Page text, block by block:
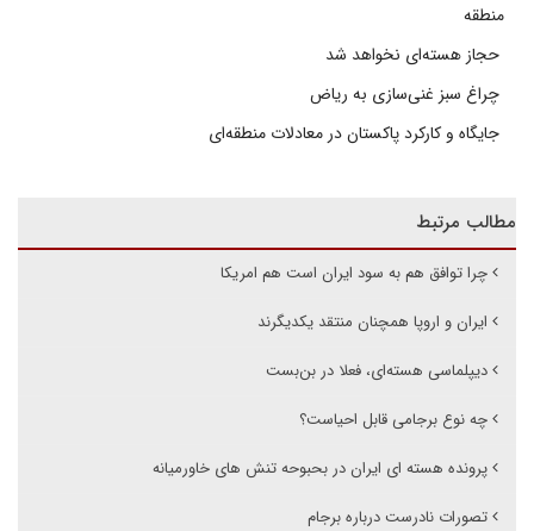
منطقه
حجاز هسته‌ای نخواهد شد
چراغ سبز غنی‌سازی به ریاض
جایگاه و کارکرد پاکستان در معادلات منطقه‌ای
مطالب مرتبط
چرا توافق هم به سود ایران است هم امریکا
ایران و اروپا همچنان منتقد یکدیگرند
دیپلماسی هسته‌ای، فعلا در بن‌بست
چه نوع برجامی قابل احیاست؟
پرونده هسته ای ایران در بحبوحه تنش های خاورمیانه
تصورات نادرست درباره برجام